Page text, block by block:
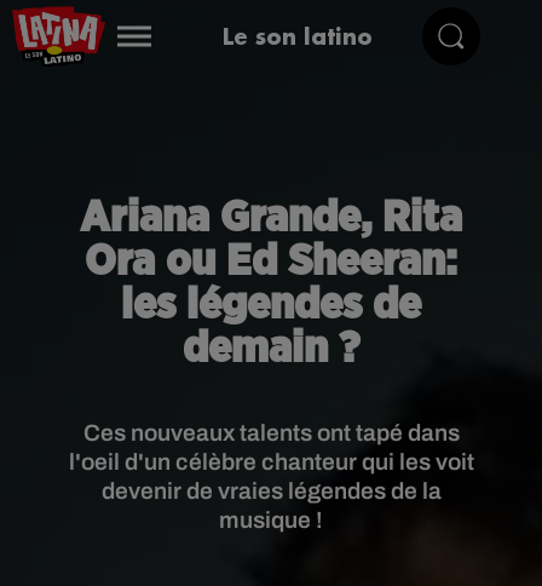
Le son latino
Ariana Grande, Rita
Ora ou Ed Sheeran:
les légendes de
demain ?
Ces nouveaux talents ont tapé dans
l'oeil d'un célèbre chanteur qui les voit
devenir de vraies légendes de la
musique !